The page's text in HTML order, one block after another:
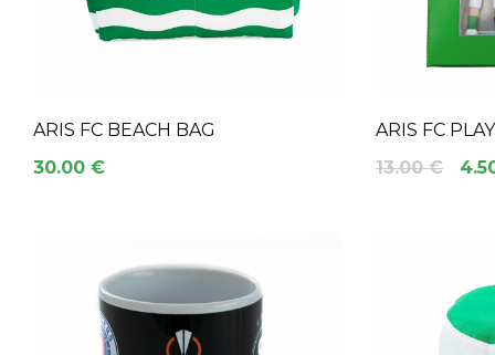
ARIS FC BEACH BAG
30.00 €
ARIS FC
13.00 €